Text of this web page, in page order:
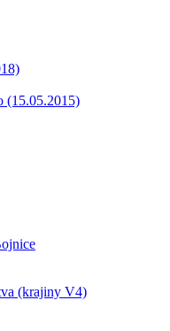
(15.05.2015)
(krajiny V4)